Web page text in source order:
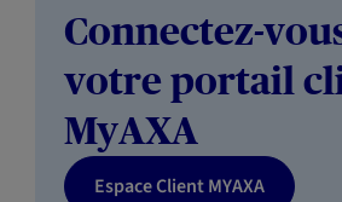
Connectez-
votre portail
MyAXA
Espace Client MYAXA